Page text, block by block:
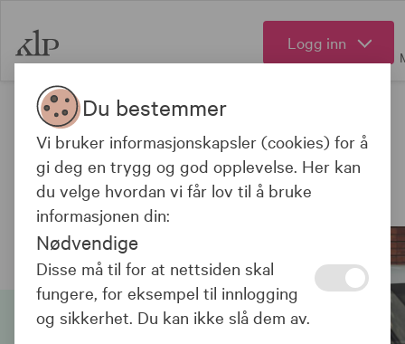
Logg inn
NSF-medlem?
sjekke pris og bestille
elbilforsikring.
Forsikring
Du bestemmer
Vi bruker informasjonskapsler (cookies) for å
gi deg en trygg og god opplevelse. Her kan
du velge hvordan vi får lov til å bruke
informasjonen din:
Nødvendige
Disse må til for at nettsiden skal
fungere, for eksempel til innlogging
og sikkerhet. Du kan ikke slå dem av.